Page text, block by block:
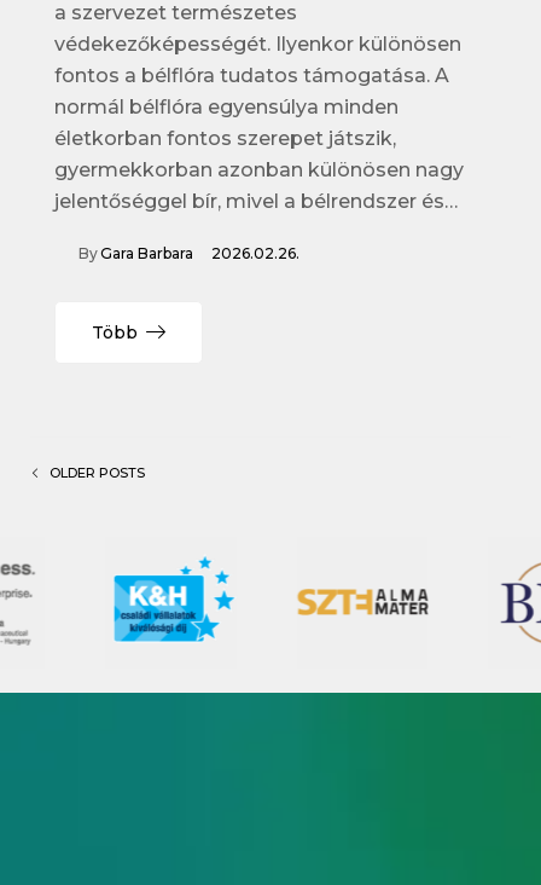
a szervezet természetes
védekezőképességét. Ilyenkor különösen
fontos a bélflóra tudatos támogatása. A
normál bélflóra egyensúlya minden
életkorban fontos szerepet játszik,
gyermekkorban azonban különösen nagy
jelentőséggel bír, mivel a bélrendszer és…
ByGara Barbara 2026.02.26.
Több
OLDER POSTS